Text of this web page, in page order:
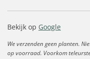
Bekijk op Google
We verzenden geen planten.
op voorraad. Voorkom